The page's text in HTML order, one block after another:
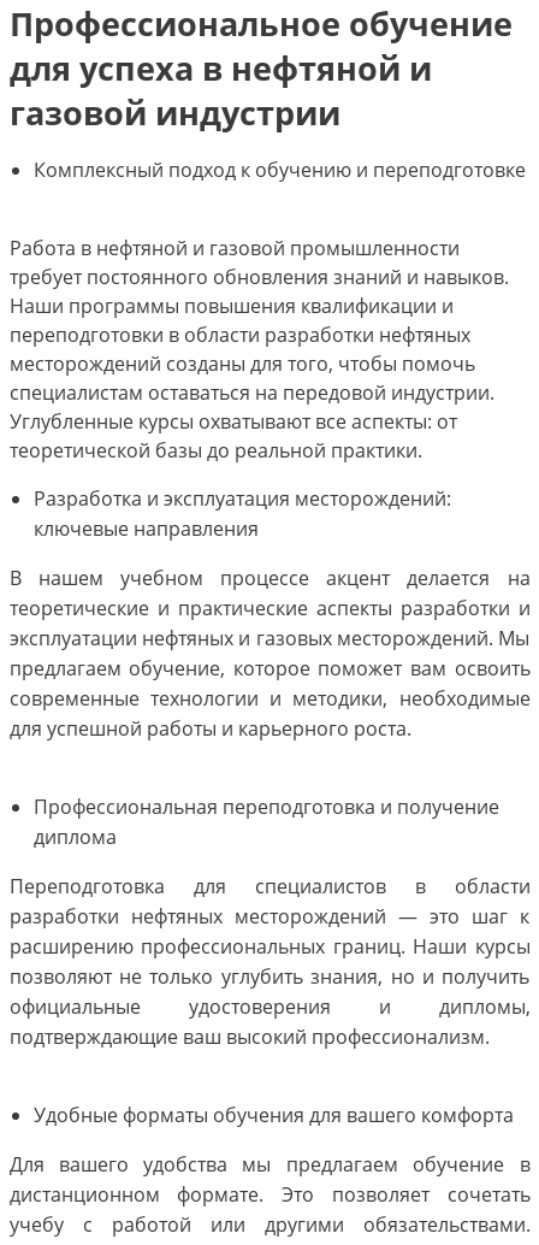
Профессиональное обучение
для успеха в нефтяной и
газовой индустрии
Комплексный подход к обучению и переподготовке
Работа в нефтяной и газовой промышленности
требует постоянного обновления знаний и навыков.
Наши программы повышения квалификации и
переподготовки в области разработки нефтяных
месторождений созданы для того, чтобы помочь
специалистам оставаться на передовой индустрии.
Углубленные курсы охватывают все аспекты: от
теоретической базы до реальной практики.
Разработка и эксплуатация месторождений:
ключевые направления
В нашем учебном процессе акцент делается на
теоретические и практические аспекты разработки и
эксплуатации нефтяных и газовых месторождений. Мы
предлагаем обучение, которое поможет вам освоить
современные технологии и методики, необходимые
для успешной работы и карьерного роста.
Профессиональная переподготовка и получение
диплома
Переподготовка для специалистов в области
разработки нефтяных месторождений — это шаг к
расширению профессиональных границ. Наши курсы
позволяют не только углубить знания, но и получить
официальные удостоверения и дипломы,
подтверждающие ваш высокий профессионализм.
Удобные форматы обучения для вашего комфорта
Для вашего удобства мы предлагаем обучение в
дистанционном формате. Это позволяет сочетать
учебу с работой или другими обязательствами.